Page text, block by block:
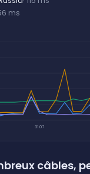
ms
31.07
câbles,